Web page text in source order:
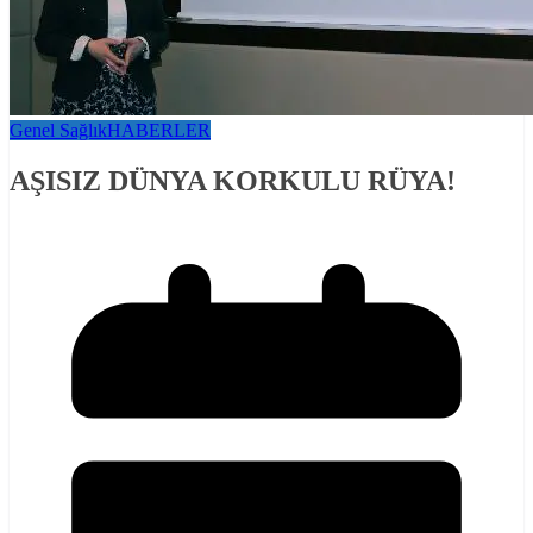
Genel SağlıkHABERLER
AŞISIZ DÜNYA KORKULU RÜYA!